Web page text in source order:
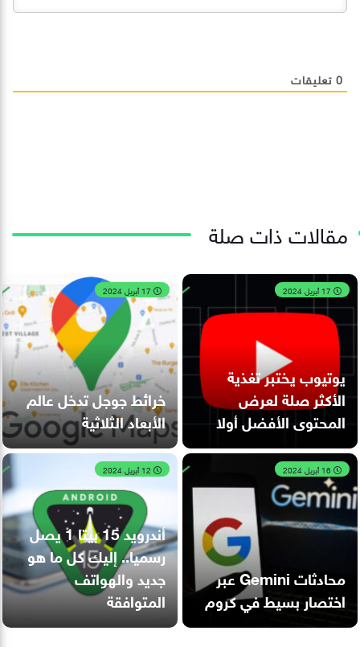
0 تعليقات
مقالات ذات صلة
يوتيوب يختبر تغذية
الأكثر صلة لعرض
المحتوى الأفضل أولا
خرائط جوجل تدخل عالم
الأبعاد الثلاثية
محادثات Gemini عبر
اختصار بسيط في كروم
أندرويد 15 بيتا 1 يصل
رسميا.. إليك كل ما هو
جديد والهواتف
المتوافقة